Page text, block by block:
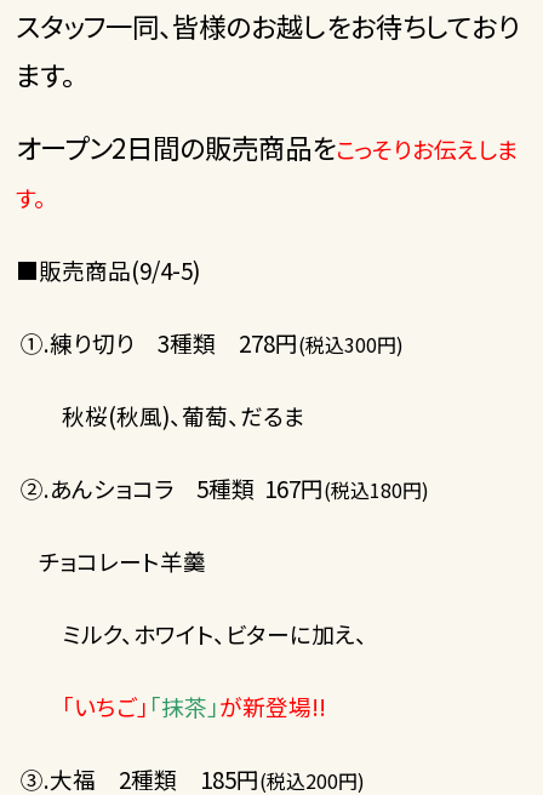
スタッフ一同、皆様のお越しをお待ちしており
ます。
オープン2日間の販売商品をこっそりお伝えしま
す。
■販売商品(9/4-5)
①.練り切り 3種類 278円(税込300円)
秋桜(秋風)、葡萄、だるま
②.あんショコラ 5種類 167円(税込180円)
チョコレート羊羹
ミルク、ホワイト、ビターに加え、
「いちご」 「抹茶」が新登場!!
③.大福 2種類 185円(税込200円)